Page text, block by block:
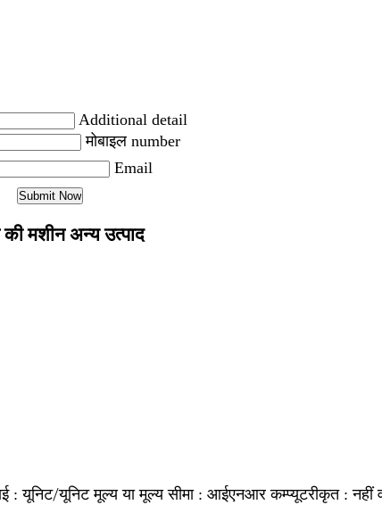
Additional detail
मोबाइल number
Email
मशीन अन्य उत्पाद
:यूनिट/यूनिट मूल्य या मूल्य सीमा : आईएनआर कम्प्यूटरीकृत :नहीं